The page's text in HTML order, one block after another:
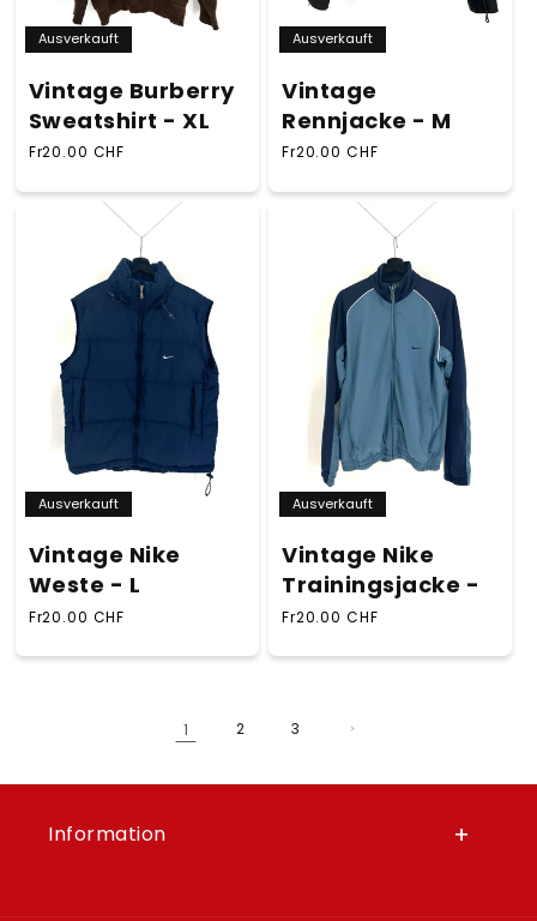
Ausverkauft
Vintage Burberry
Sweatshirt - XL
Normaler Preis
Fr20.00 CHF
Ausverkauft
Vintage
Rennjacke - M
Normaler Preis
Fr20.00 CHF
Ausverkauft
Vintage Nike
Weste - L
Normaler Preis
Fr20.00 CHF
Ausverkauft
Vintage Nike
Trainingsjacke -
Normaler Preis
Fr20.00 CHF
1 2 3
Information